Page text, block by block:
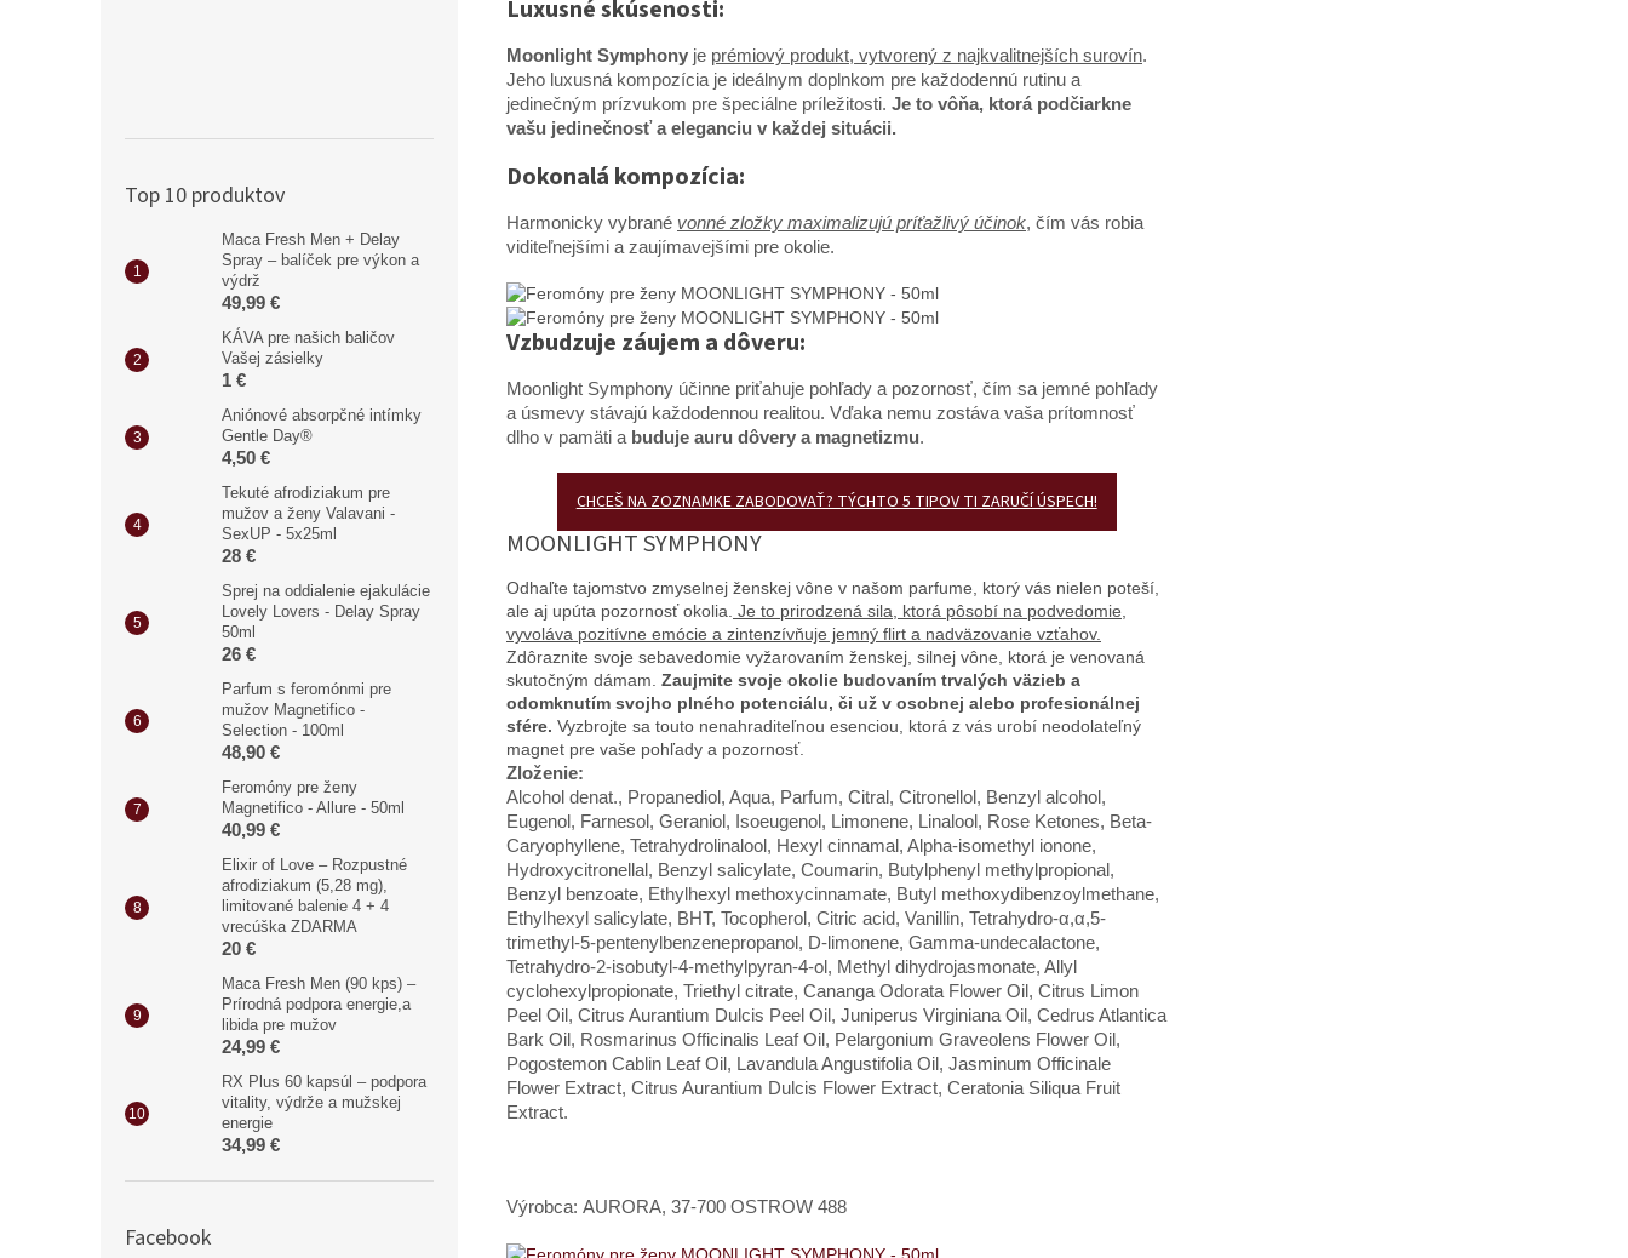
Top 10 produktov
Maca Fresh Men + Delay
Spray – balíček pre výkon a
výdrž
49,99 €
KÁVA pre našich baličov
Vašej zásielky
1 €
Aniónové absorpčné intímky
Gentle Day®
4,50 €
Tekuté afrodiziakum pre
mužov a ženy Valavani -
SexUP - 5x25ml
28 €
Sprej na oddialenie ejakulácie
Lovely Lovers - Delay Spray
50ml
26 €
Parfum s feromónmi pre
mužov Magnetifico -
Selection - 100ml
48,90 €
Feromóny pre ženy
Magnetifico - Allure - 50ml
40,99 €
Elixir of Love – Rozpustné
afrodiziakum (5,28 mg),
limitované balenie 4 + 4
vrecúška ZDARMA
20 €
Maca Fresh Men (90 kps) –
Prírodná podpora energie,a
libida pre mužov
24,99 €
RX Plus 60 kapsúl – podpora
vitality, výdrže a mužskej
energie
34,99 €
Facebook
Luxusné skúsenosti:
Moonlight Symphony je prémiový produkt, vytvorený z najkvalitnejších surovín.
Jeho luxusná kompozícia je ideálnym doplnkom pre každodennú rutinu a
jedinečným prízvukom pre špeciálne príležitosti. Je to vôňa, ktorá podčiarkne
vašu jedinečnosť a eleganciu v každej situácii.
Dokonalá kompozícia:
Harmonicky vybrané vonné zložky maximalizujú príťažlivý účinok, čím vás robia
viditeľnejšími a zaujímavejšími pre okolie.
Vzbudzuje záujem a dôveru:
Moonlight Symphony účinne priťahuje pohľady a pozornosť, čím sa jemné pohľady
a úsmevy stávajú každodennou realitou. Vďaka nemu zostáva vaša prítomnosť
dlho v pamäti a buduje auru dôvery a magnetizmu.
CHCEŠ NA ZOZNAMKE ZABODOVAŤ? TÝCHTO 5 TIPOV TI ZARUČÍ ÚSPECH!
MOONLIGHT SYMPHONY
Odhaľte tajomstvo zmyselnej ženskej vône v našom parfume, ktorý vás nielen poteší,
ale aj upúta pozornosť okolia. Je to prirodzená sila, ktorá pôsobí na podvedomie,
vyvoláva pozitívne emócie a zintenzívňuje jemný flirt a nadväzovanie vzťahov.
Zdôraznite svoje sebavedomie vyžarovaním ženskej, silnej vône, ktorá je venovaná
skutočným dámam. Zaujmite svoje okolie budovaním trvalých väzieb a
odomknutím svojho plného potenciálu, či už v osobnej alebo profesionálnej
sfére. Vyzbrojte sa touto nenahraditeľnou esenciou, ktorá z vás urobí neodolateľný
magnet pre vaše pohľady a pozornosť.
Zloženie:
Alcohol denat., Propanediol, Aqua, Parfum, Citral, Citronellol, Benzyl alcohol,
Eugenol, Farnesol, Geraniol, Isoeugenol, Limonene, Linalool, Rose Ketones, Beta-
Caryophyllene, Tetrahydrolinalool, Hexyl cinnamal, Alpha-isomethyl ionone,
Hydroxycitronellal, Benzyl salicylate, Coumarin, Butylphenyl methylpropional,
Benzyl benzoate, Ethylhexyl methoxycinnamate, Butyl methoxydibenzoylmethane,
Ethylhexyl salicylate, BHT, Tocopherol, Citric acid, Vanillin, Tetrahydro-α,α,5-
trimethyl-5-pentenylbenzenepropanol, D-limonene, Gamma-undecalactone,
Tetrahydro-2-isobutyl-4-methylpyran-4-ol, Methyl dihydrojasmonate, Allyl
cyclohexylpropionate, Triethyl citrate, Cananga Odorata Flower Oil, Citrus Limon
Peel Oil, Citrus Aurantium Dulcis Peel Oil, Juniperus Virginiana Oil, Cedrus Atlantica
Bark Oil, Rosmarinus Officinalis Leaf Oil, Pelargonium Graveolens Flower Oil,
Pogostemon Cablin Leaf Oil, Lavandula Angustifolia Oil, Jasminum Officinale
Flower Extract, Citrus Aurantium Dulcis Flower Extract, Ceratonia Siliqua Fruit
Extract.
Výrobca: AURORA, 37-700 OSTROW 488